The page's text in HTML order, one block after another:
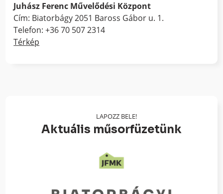
Juhász Ferenc Művelődési Központ
Cím: Biatorbágy 2051 Baross Gábor u. 1.
Telefon: +36 70 507 2314
Térkép
LAPOZZ BELE!
Aktuális műsorfüzetünk